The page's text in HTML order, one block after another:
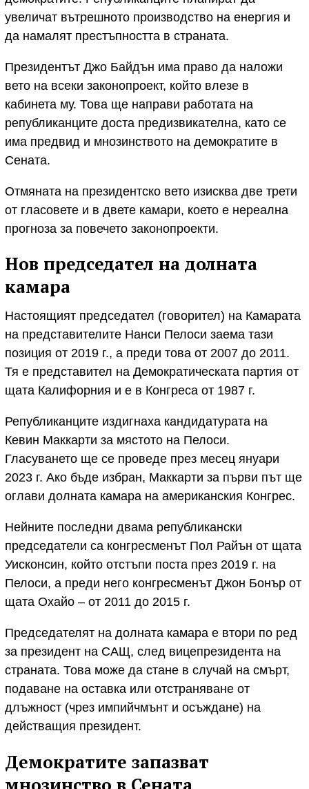
увеличат вътрешното производство на енергия и
да намалят престъпността в страната.
Президентът Джо Байдън има право да наложи
вето на всеки законопроект, който влезе в
кабинета му. Това ще направи работата на
републиканците доста предизвикателна, като се
има предвид и мнозинството на демократите в
Сената.
Отмяната на президентско вето изисква две трети
от гласовете и в двете камари, което е нереална
прогноза за повечето законопроекти.
Нов председател на долната
камара
Настоящият председател (говорител) на Камарата
на представителите Нанси Пелоси заема тази
позиция от 2019 г., а преди това от 2007 до 2011.
Тя е представител на Демократическата партия от
щата Калифорния и е в Конгреса от 1987 г.
Републиканците издигнаха кандидатурата на
Кевин Маккарти за мястото на Пелоси.
Гласуването ще се проведе през месец януари
2023 г. Ако бъде избран, Маккарти за първи път ще
оглави долната камара на американския Конгрес.
Нейните последни двама републикански
председатели са конгресменът Пол Райън от щата
Уисконсин, който отстъпи поста през 2019 г. на
Пелоси, а преди него конгресменът Джон Бонър от
щата Охайо – от 2011 до 2015 г.
Председателят на долната камара е втори по ред
за президент на САЩ, след вицепрезидента на
страната. Това може да стане в случай на смърт,
подаване на оставка или отстраняване от
длъжност (чрез импийчмънт и осъждане) на
действащия президент.
Демократите запазват
мнозинство в Сената